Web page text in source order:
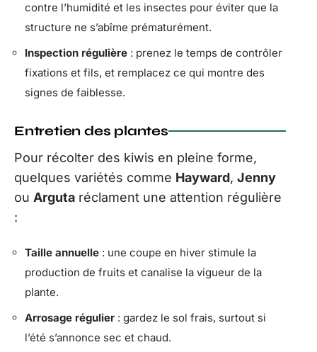
contre l’humidité et les insectes pour éviter que la
structure ne s’abîme prématurément.
Inspection régulière : prenez le temps de contrôler
fixations et fils, et remplacez ce qui montre des
signes de faiblesse.
Entretien des plantes
Pour récolter des kiwis en pleine forme,
quelques variétés comme Hayward, Jenny
ou Arguta réclament une attention régulière
:
Taille annuelle : une coupe en hiver stimule la
production de fruits et canalise la vigueur de la
plante.
Arrosage régulier : gardez le sol frais, surtout si
l’été s’annonce sec et chaud.